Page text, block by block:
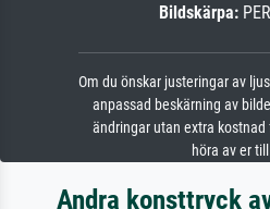
Bildskärpa:
Om du önskar justeringar av
anpassad beskärning av
ändringar utan extra
höra av er
Andra konsttryck